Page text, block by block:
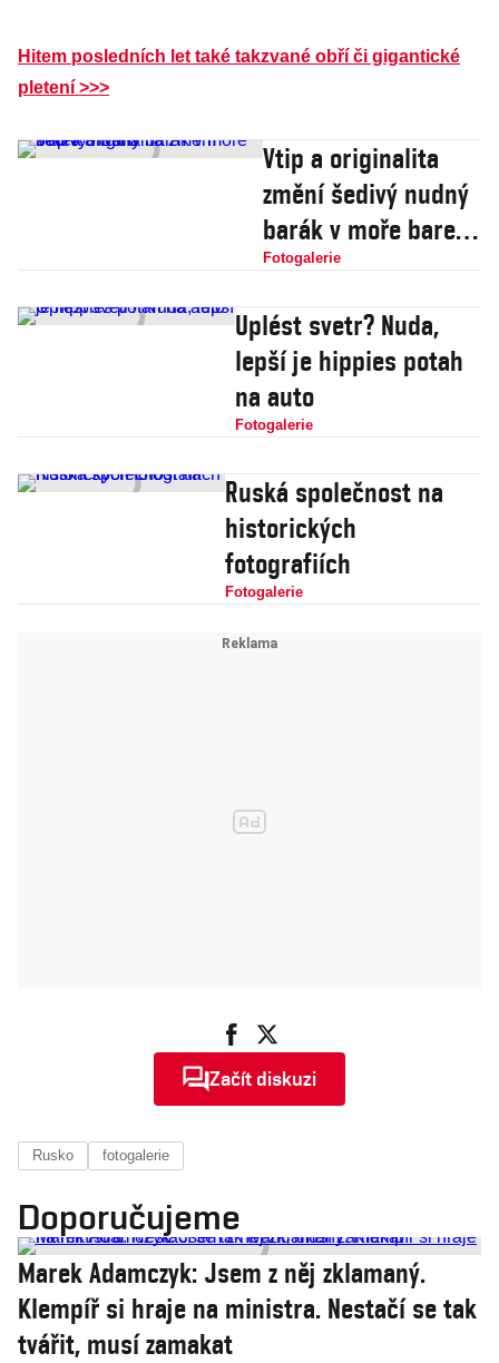
Hitem posledních let také takzvané obří či gigantické
pletení >>>
Vtip a originalita
změní šedivý nudný
barák v moře barev
a tvarů
Fotogalerie
Uplést svetr? Nuda,
lepší je hippies potah
na auto
Fotogalerie
Ruská společnost na
historických
fotografiích
Fotogalerie
Začít diskuzi
Rusko fotogalerie
Doporučujeme
Marek Adamczyk: Jsem z něj zklamaný.
Klempíř si hraje na ministra. Nestačí se tak
tvářit, musí zamakat